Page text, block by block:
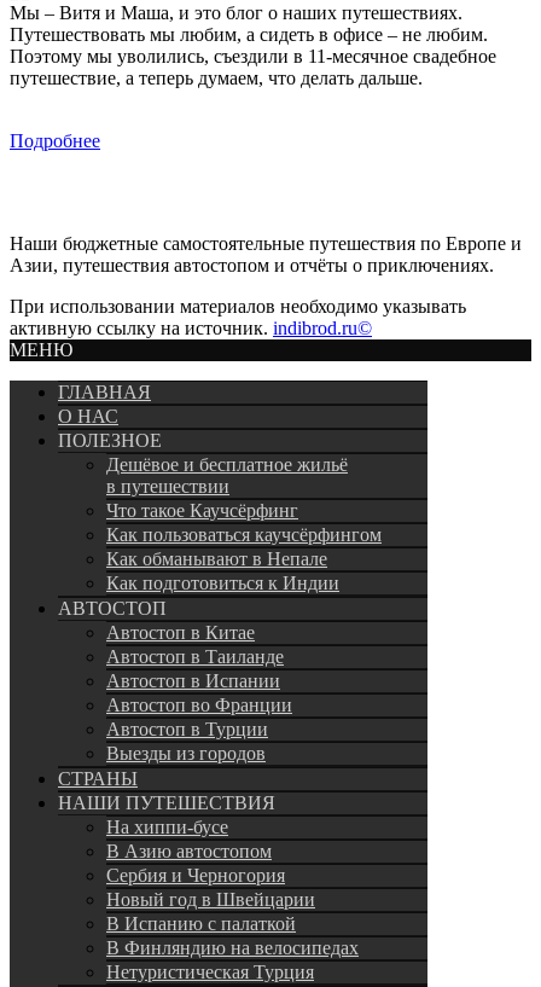
Мы – Витя и Маша, и это блог о наших путешествиях.
Путешествовать мы любим, а сидеть в офисе – не любим.
Поэтому мы уволились, съездили в 11-месячное свадебное
путешествие, а теперь думаем, что делать дальше.
Подробнее
Наши бюджетные самостоятельные путешествия по Европе и
Азии, путешествия автостопом и отчёты о приключениях.
При использовании материалов необходимо указывать
активную ссылку на источник. indibrod.ru©
МЕНЮ
ГЛАВНАЯ
О НАС
ПОЛЕЗНОЕ
Дешёвое и бесплатное жильё
в путешествии
Что такое Каучсёрфинг
Как пользоваться каучсёрфингом
Как обманывают в Непале
Как подготовиться к Индии
АВТОСТОП
Автостоп в Китае
Автостоп в Таиланде
Автостоп в Испании
Автостоп во Франции
Автостоп в Турции
Выезды из городов
СТРАНЫ
НАШИ ПУТЕШЕСТВИЯ
На хиппи-бусе
В Азию автостопом
Сербия и Черногория
Новый год в Швейцарии
В Испанию с палаткой
В Финляндию на велосипедах
Нетуристическая Турция